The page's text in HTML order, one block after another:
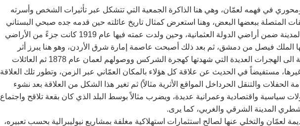
في فهمه لعمّان، وهي هنا الذاكرة الجمعية التي تتشكل عبر تأثيرات الشخص وأسرته
المتصلة ببعضها البعض، وهنا استعرض كمثال تاريخ عائلته حين قدمه جده صبحي البستاني
من دمشق لعمّان عام 1916، وحينها كانت المدينة ضمن أراضي الدولة العثمانية، وحين ولدت عمته فيها عام 1919 كانت جزءً من الأراضي
الملك فيصل من دمشق، ثم بعد ذلك أصبحت عاصمة إمارة شرق الأردن، وهو هنا يبرز أثر
التحولات السياسية على هوية المدينة، إضافة الى الهجرات العديدة التي شهدتها كهجرة الشركس ووصولهم لعمان عام 1878 ثم العائلات
وغيرها، مستفيضاً في الحديث عن علاقة كل هؤلاء بالمكان العمّاني عبر الزمن، وتطور تلك العلاقة
والتنقل الحرداخل المواقع الأثرية مثالاً) ثم تغير هذا الشكل من العلاقة بعد نشوء
سياسية واقتصادية وعمرانية عديدة، ويضرب مثالاً بوسط البلد الذي كان بقعة تلاقح واجتماع
المدينة الشرقي والغربي، كما يرى.
لعمّان والتخلي عنها لصالح استثمارات استهلاكية مغلفة بمشاريع نيوليبرالية بحسب تعبيره،